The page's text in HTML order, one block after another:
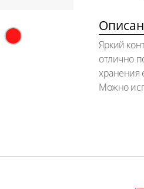
Яркий
отлично
хранения
Можно